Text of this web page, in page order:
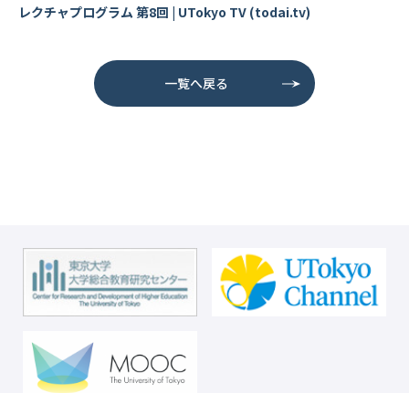
レクチャプログラム 第8回 | UTokyo TV (todai.tv)
一覧へ戻る